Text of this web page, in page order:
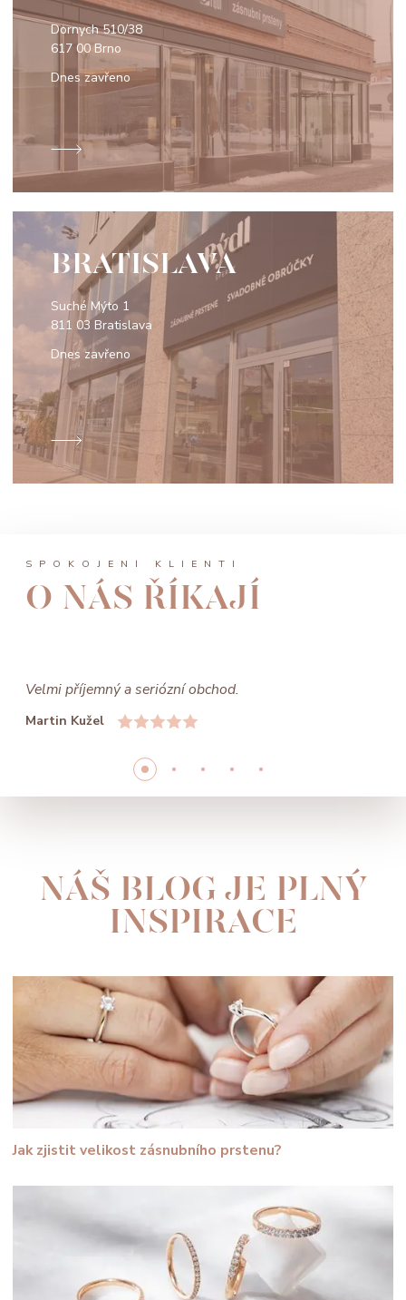
Dornych 510/38
617 00 Brno
Dnes zavřeno
BRATISLAVA
Suché Mýto 1
811 03 Bratislava
Dnes zavřeno
SPOKOJENÍ KLIENTI
O NÁS ŘÍKAJÍ
Velmi příjemný a seriózní obchod.
Martin Kužel
NÁŠ BLOG JE PLNÝ
INSPIRACE
Jak zjistit velikost zásnubního prstenu?